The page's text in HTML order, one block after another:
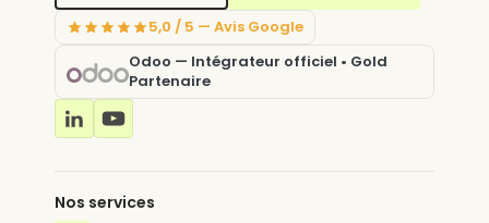
5,0 / 5 — Avis Google
Odoo — Intégrateur officiel • Gold
Partenaire
Nos services